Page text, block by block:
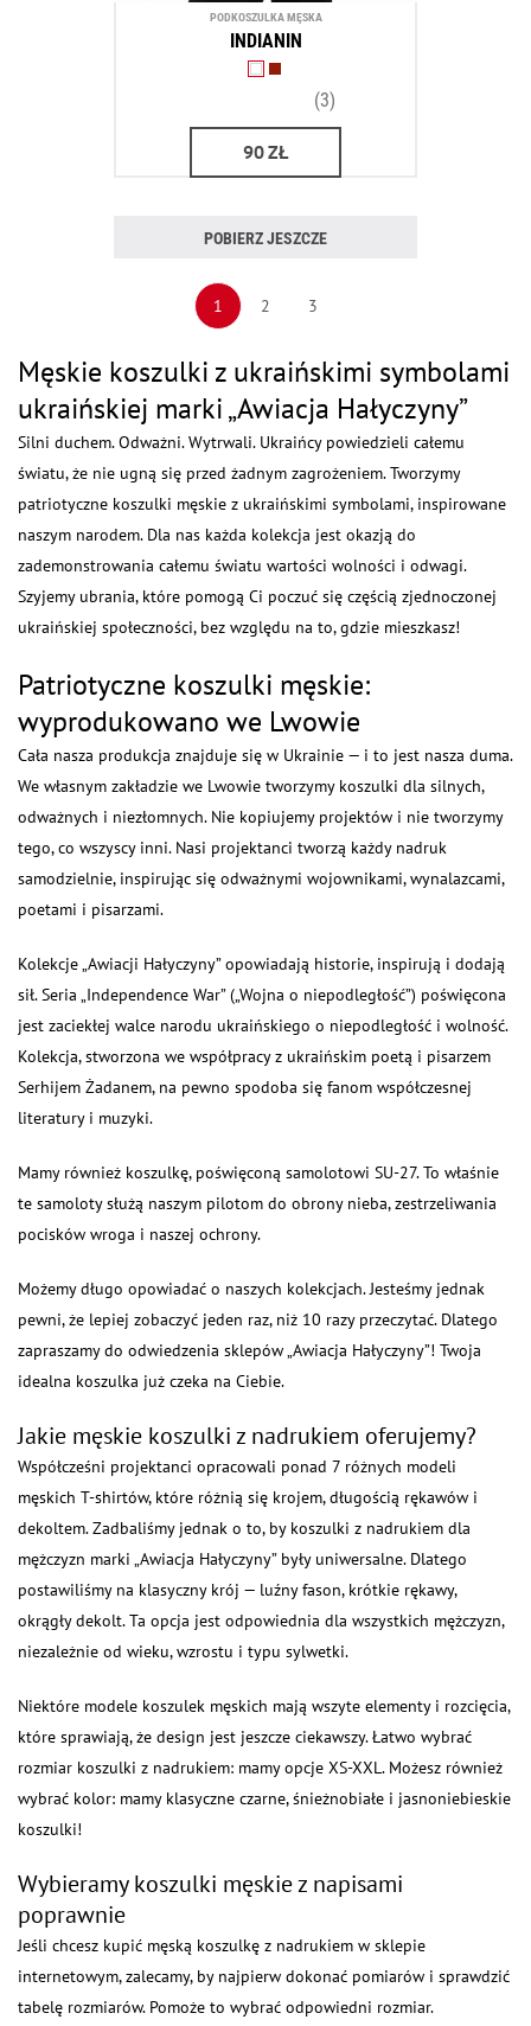
PODKOSZULKA MĘSKA
INDIANIN
(3)
90ZŁ
POBIERZ JESZCZE
1 2 3
Męskie koszulki z ukraińskimi symbolami
ukraińskiej marki „Awiacja Hałyczyny”
Silni duchem. Odważni. Wytrwali. Ukraińcy powiedzieli całemu
światu, że nie ugną się przed żadnym zagrożeniem. Tworzymy
patriotyczne koszulki męskie z ukraińskimi symbolami, inspirowane
naszym narodem. Dla nas każda kolekcja jest okazją do
zademonstrowania całemu światu wartości wolności i odwagi.
Szyjemy ubrania, które pomogą Ci poczuć się częścią zjednoczonej
ukraińskiej społeczności, bez względu na to, gdzie mieszkasz!
Patriotyczne koszulki męskie:
wyprodukowano we Lwowie
Cała nasza produkcja znajduje się w Ukrainie — i to jest nasza duma.
We własnym zakładzie we Lwowie tworzymy koszulki dla silnych,
odważnych i niezłomnych. Nie kopiujemy projektów i nie tworzymy
tego, co wszyscy inni. Nasi projektanci tworzą każdy nadruk
samodzielnie, inspirując się odważnymi wojownikami, wynalazcami,
poetami i pisarzami.
Kolekcje „Awiacji Hałyczyny” opowiadają historie, inspirują i dodają
sił. Seria „Independence War” („Wojna o niepodległość”) poświęcona
jest zaciekłej walce narodu ukraińskiego o niepodległość i wolność.
Kolekcja, stworzona we współpracy z ukraińskim poetą i pisarzem
Serhijem Żadanem, na pewno spodoba się fanom współczesnej
literatury i muzyki.
Mamy również koszulkę, poświęconą samolotowi SU-27. To właśnie
te samoloty służą naszym pilotom do obrony nieba, zestrzeliwania
pocisków wroga i naszej ochrony.
Możemy długo opowiadać o naszych kolekcjach. Jesteśmy jednak
pewni, że lepiej zobaczyć jeden raz, niż 10 razy przeczytać. Dlatego
zapraszamy do odwiedzenia sklepów „Awiacja Hałyczyny”! Twoja
idealna koszulka już czeka na Ciebie.
Jakie męskie koszulki z nadrukiem oferujemy?
Współcześni projektanci opracowali ponad 7 różnych modeli
męskich T-shirtów, które różnią się krojem, długością rękawów i
dekoltem. Zadbaliśmy jednak o to, by koszulki z nadrukiem dla
mężczyzn marki „Awiacja Hałyczyny” były uniwersalne. Dlatego
postawiliśmy na klasyczny krój — luźny fason, krótkie rękawy,
okrągły dekolt. Ta opcja jest odpowiednia dla wszystkich mężczyzn,
niezależnie od wieku, wzrostu i typu sylwetki.
Niektóre modele koszulek męskich mają wszyte elementy i rozcięcia,
które sprawiają, że design jest jeszcze ciekawszy. Łatwo wybrać
rozmiar koszulki z nadrukiem: mamy opcje XS-XXL. Możesz również
wybrać kolor: mamy klasyczne czarne, śnieżnobiałe i jasnoniebieskie
koszulki!
Wybieramy koszulki męskie z napisami
poprawnie
Jeśli chcesz kupić męską koszulkę z nadrukiem w sklepie
internetowym, zalecamy, by najpierw dokonać pomiarów i sprawdzić
tabelę rozmiarów. Pomoże to wybrać odpowiedni rozmiar.